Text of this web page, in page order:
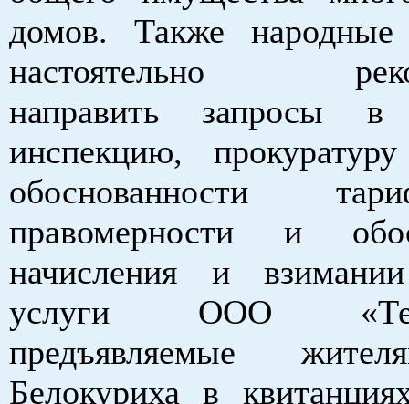
домов. Также народные
настоятельно
направить запросы
инспекцию,
обоснованности
правомерности и
начисления и
услуги ООО
предъявляемые
Белокуриха в